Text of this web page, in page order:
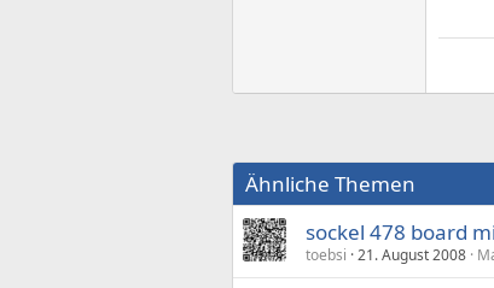
Ähnliche Themen
sockel 478 board
toebsi 21. August 2008